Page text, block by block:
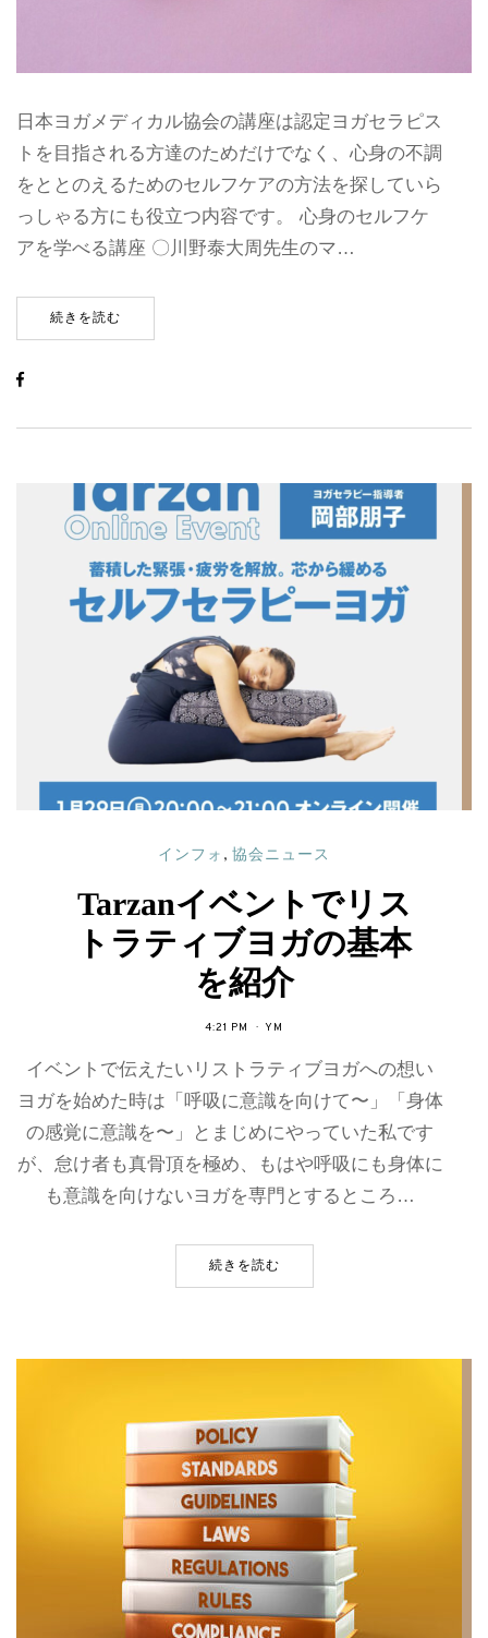
日本ヨガメディカル協会の講座は認定ヨガセラピス
トを目指される方達のためだけでなく、心身の不調
をととのえるためのセルフケアの方法を探していら
っしゃる方にも役立つ内容です。 心身のセルフケ
アを学べる講座 〇川野泰大周先生のマ…
続きを読む
インフォ , 協会ニュース
Tarzanイベントでリス
トラティブヨガの基本
を紹介
4:21 PM YM
イベントで伝えたいリストラティブヨガへの想い
ヨガを始めた時は「呼吸に意識を向けて〜」「身体
の感覚に意識を〜」とまじめにやっていた私です
が、怠け者も真骨頂を極め、もはや呼吸にも身体に
も意識を向けないヨガを専門とするところ…
続きを読む